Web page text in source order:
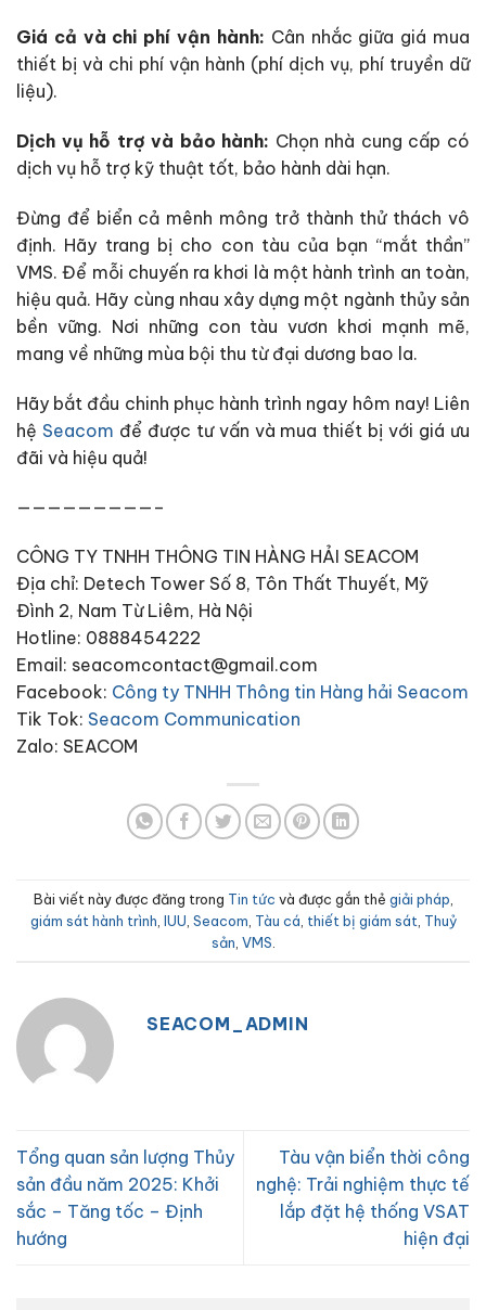
Giá cả và chi phí vận hành: Cân nhắc giữa giá mua
thiết bị và chi phí vận hành (phí dịch vụ, phí truyền dữ
liệu).
Dịch vụ hỗ trợ và bảo hành: Chọn nhà cung cấp có
dịch vụ hỗ trợ kỹ thuật tốt, bảo hành dài hạn.
Đừng để biển cả mênh mông trở thành thử thách vô
định. Hãy trang bị cho con tàu của bạn “mắt thần”
VMS. Để mỗi chuyến ra khơi là một hành trình an toàn,
hiệu quả. Hãy cùng nhau xây dựng một ngành thủy sản
bền vững. Nơi những con tàu vươn khơi mạnh mẽ,
mang về những mùa bội thu từ đại dương bao la.
Hãy bắt đầu chinh phục hành trình ngay hôm nay! Liên
hệ Seacom để được tư vấn và mua thiết bị với giá ưu
đãi và hiệu quả!
—————————–
CÔNG TY TNHH THÔNG TIN HÀNG HẢI SEACOM
Địa chỉ: Detech Tower Số 8, Tôn Thất Thuyết, Mỹ
Đình 2, Nam Từ Liêm, Hà Nội
Hotline: 0888454222
Email: seacomcontact@gmail.com
Facebook: Công ty TNHH Thông tin Hàng hải Seacom
Tik Tok: Seacom Communication
Zalo: SEACOM
Bài viết này được đăng trong Tin tức và được gắn thẻ giải pháp
giám sát hành trình IUU Seacom Tàu cá thiết bị giám sát Thuỷ
sản VMS
SEACOM_ADMIN
Tổng quan sản lượng Thủy
sản đầu năm 2025: Khởi
sắc – Tăng tốc – Định
hướng
Tàu vận biển thời công
nghệ: Trải nghiệm thực tế
lắp đặt hệ thống VSAT
hiện đại